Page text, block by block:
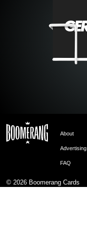
About
Advertising
FAQ
© 2026 Boomerang Cards